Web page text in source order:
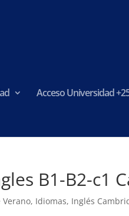
Acceso Universidad
B1-B2-c1
Verano, Idiomas, Inglés